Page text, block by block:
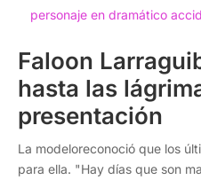
personaje en dramático
Faloon
hasta las
presentación
La modeloreconoció que los
para ella. "Hay días que son